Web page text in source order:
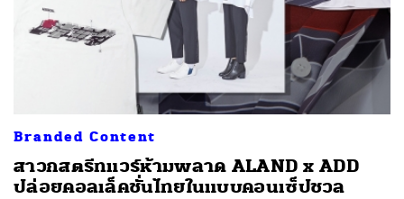
Branded Content
สาวกสตรีทแวร์ห้ามพลาด ALAND x ADD
ปล่อยคอลเล็คชั่นไทยในแบบคอนเซ็ปชวล
SHARE TWEET